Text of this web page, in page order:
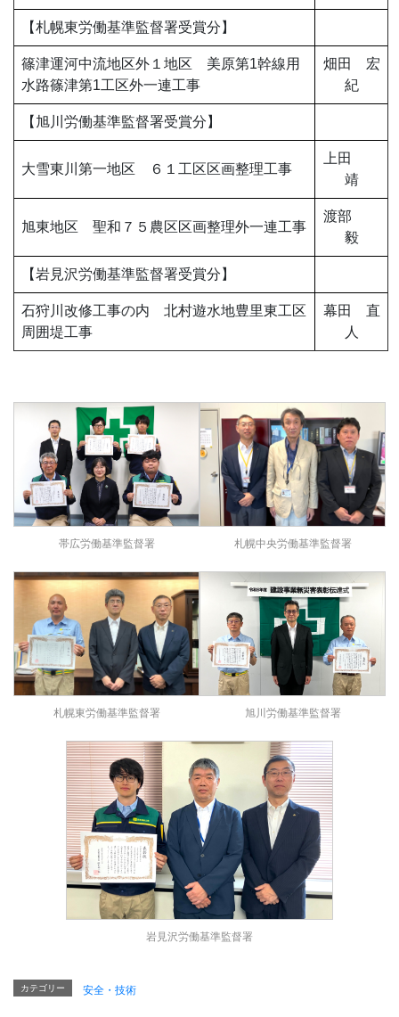
【札幌東労働基準監督署受賞分】
篠津運河中流地区外１地区 美原第1幹線用
水路篠津第1工区外一連工事
畑田 宏
紀
【旭川労働基準監督署受賞分】
大雪東川第一地区 ６１工区区画整理工事
上田
靖
旭東地区 聖和７５農区区画整理外一連工事
渡部
毅
【岩見沢労働基準監督署受賞分】
石狩川改修工事の内 北村遊水地豊里東工区
周囲堤工事
幕田 直
人
帯広労働基準監督署 札幌中央労働基準監督署
札幌東労働基準監督署 旭川労働基準監督署
岩見沢労働基準監督署
カテゴリー 安全・技術